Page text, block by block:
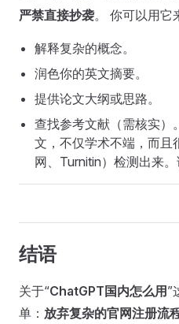
严禁直接抄袭。 你可以用它
解释复杂的概念。
润色你的英文摘要。
提供论文大纲或思路。
查找参考文献（需核实
文，不仅学术不端，而且
网、Turnitin）检测出来。
结语
关于“ChatGPT国内怎么用”
单： 放弃复杂的官网注册流